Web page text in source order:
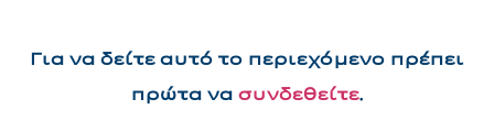
Για να δείτε αυτό το περιεχόμενο πρέπει
πρώτα να συνδεθείτε.